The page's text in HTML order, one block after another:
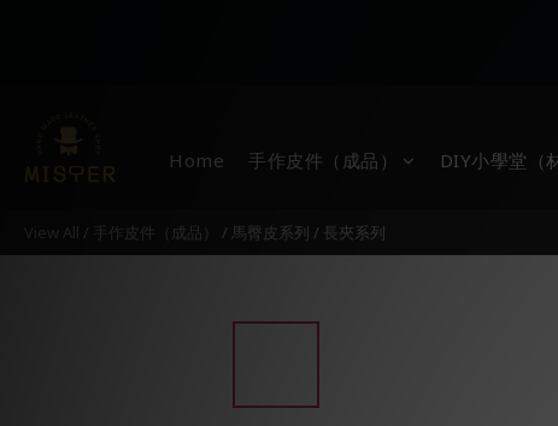
Home 手作皮件（成品） DIY小學堂（
View All / 手作皮件（成品） / 馬臀皮系列 / 長夾系列